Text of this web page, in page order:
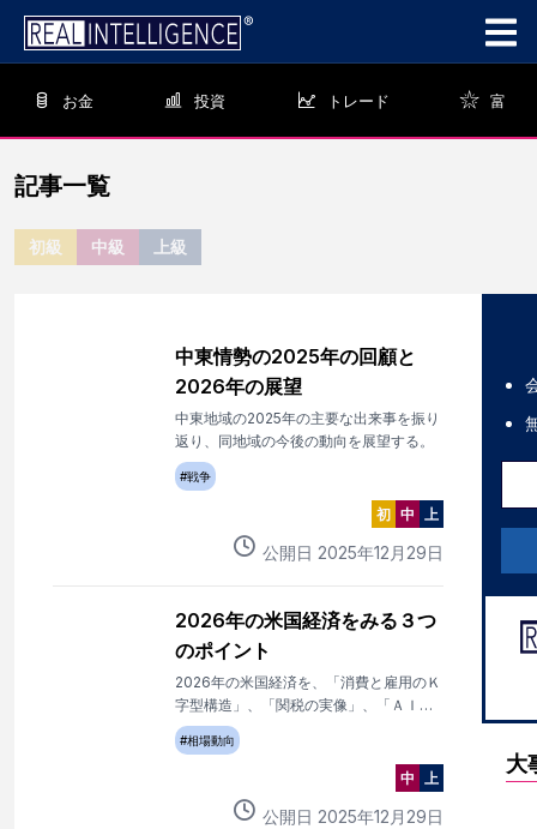
お金 投資 トレード 富
記事一覧
初級 中級 上級
中東情勢の2025年の回顧と
2026年の展望
中東地域の2025年の主要な出来事を振り
返り、同地域の今後の動向を展望する。
#戦争
初 中 上
公開日 2025年12 月 29日
2026年の米国経済をみる３つ
のポイント
2026年の米国経済を、「消費と雇用のＫ
字型構造」、「関税の実像」、「ＡＩ投
資の持続性」から読み解く。
#相場動向
中 上
公開日 2025年12 月 29日
大